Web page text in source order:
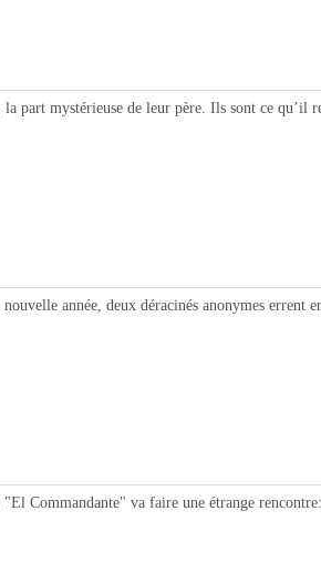
mystérieuse de leur père. Ils sont ce qu’il
année, deux déracinés anonymes errent
Commandante" va faire une étrange